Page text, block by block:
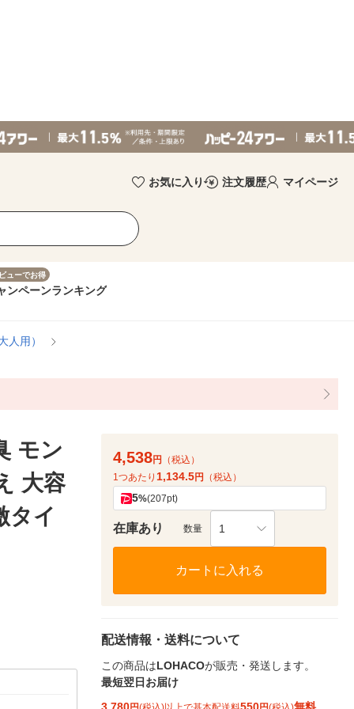
お気に入り 注文履歴 マイページ
ューでお得
ンペーンランキング
人用）
モン
大容
タイ
4,538円
（税込）
1つあたり 1,134.5円 （税込）
5%(207pt)
在庫あり 数量 1
カートに入れる
配送情報・送料について
この商品はLOHACOが販売・発送します。
最短翌日お届け